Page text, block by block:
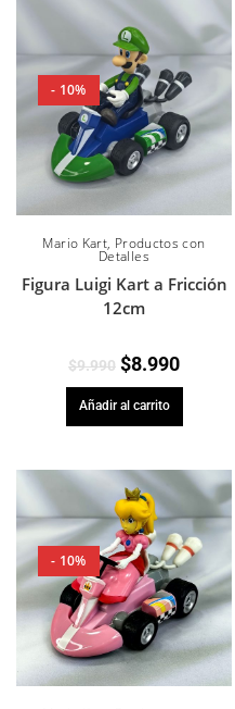
- 10%
Mario Kart, Productos con
Detalles
Figura Luigi Kart a Fricción
12cm
$9.990 $8.990
Añadir al carrito
- 10%